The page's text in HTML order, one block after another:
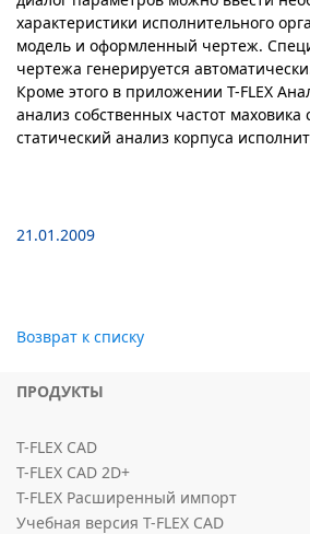
характеристики исполнительного
модель и оформленный чертеж.
чертежа генерируется
Кроме этого в приложении T-FLEX
анализ собственных частот маховика
статический анализ корпуса
21.01.2009
Возврат к списку
ПРОДУКТЫ
T-FLEX CAD
T-FLEX CAD 2D+
T-FLEX Расширенный импорт
Учебная версия T-FLEX CAD